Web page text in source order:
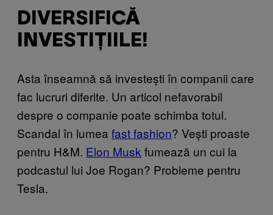
DIVERSIFICĂ
INVESTIȚIILE!
Asta înseamnă să investești în companii care
fac lucruri diferite. Un articol nefavorabil
despre o companie poate schimba totul.
Scandal în lumea fast fashion? Vești proaste
pentru H&M. Elon Musk fumează un cui la
podcastul lui Joe Rogan? Probleme pentru
Tesla.